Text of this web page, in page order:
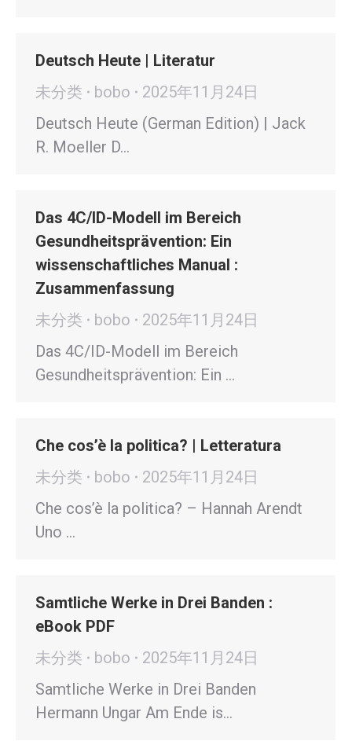
Deutsch Heute | Literatur
未分类
bobo
2025年11月24日
Deutsch Heute (German Edition) | Jack
R. Moeller D…
Das 4C/ID-Modell im Bereich
Gesundheitsprävention: Ein
wissenschaftliches Manual :
Zusammenfassung
未分类
bobo
2025年11月24日
Das 4C/ID-Modell im Bereich
Gesundheitsprävention: Ein …
Che cos’è la politica? | Letteratura
未分类
bobo
2025年11月24日
Che cos’è la politica? – Hannah Arendt
Uno …
Samtliche Werke in Drei Banden :
eBook PDF
未分类
bobo
2025年11月24日
Samtliche Werke in Drei Banden
Hermann Ungar Am Ende is…